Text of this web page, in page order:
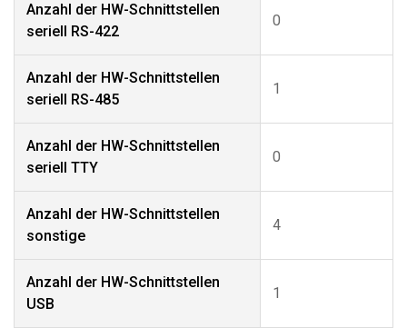
Anzahl der HW-Schnittstellen
seriell RS-422
0
Anzahl der HW-Schnittstellen
seriell RS-485
1
Anzahl der HW-Schnittstellen
seriell TTY
0
Anzahl der HW-Schnittstellen
sonstige
4
Anzahl der HW-Schnittstellen
USB
1